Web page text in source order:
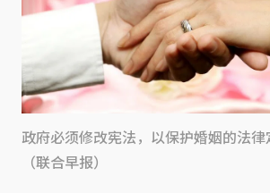
政府必须修改宪法，以保护婚姻的法律
（联合早报）